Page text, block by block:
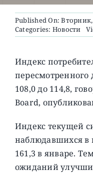
Published On: Вторник,
Categories: Новости
Индекс
пересмотренного
108,0 до 114,8,
Board,
Индекс текущей
наблюдавшихся
161,3 в январе.
ожиданий